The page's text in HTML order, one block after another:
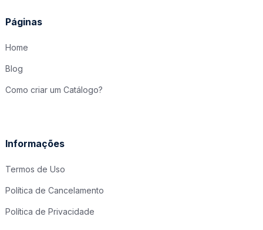
Páginas
Home
Blog
Como criar um Catálogo?
Informações
Termos de Uso
Política de Cancelamento
Política de Privacidade